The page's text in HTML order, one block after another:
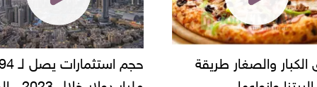
حجم استثمارات يصل لـ 94
"أمن القاهرة" يضبط